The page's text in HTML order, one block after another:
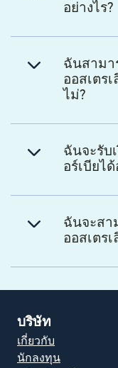
อย่างไร?
ฉันสามา
ออสเตร
ไม่?
ฉันจะรับ
อร์เบียได้
ฉันจะสา
ออสเตร
บริษัท
เกี่ยวกับ
นักลงทุน